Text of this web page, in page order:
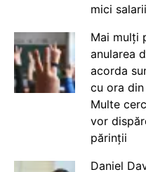
mici salarii
Mai mulți
anularea
acorda
cu ora
Multe
vor
părinții
Daniel